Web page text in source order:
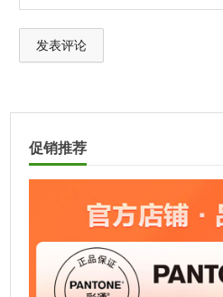
l
促销推荐